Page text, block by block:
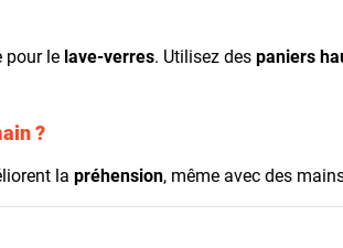
pour le lave-verres. Utilisez despaniers
?
lapréhension, même avec des